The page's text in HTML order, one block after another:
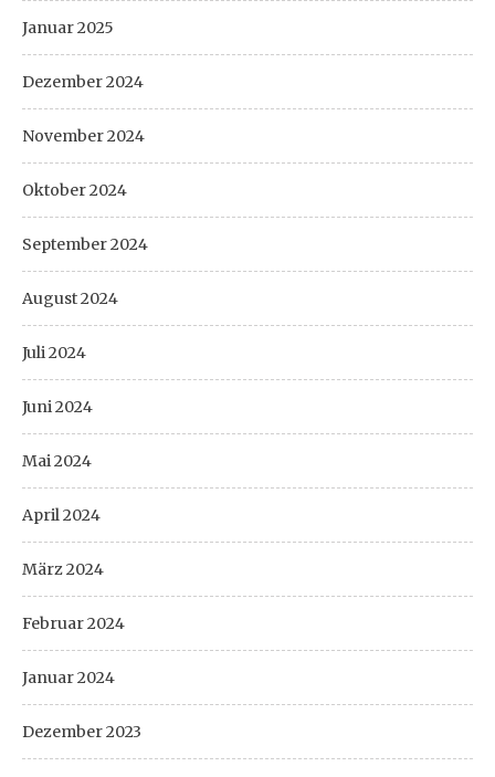
Januar 2025
Dezember 2024
November 2024
Oktober 2024
September 2024
August 2024
Juli 2024
Juni 2024
Mai 2024
April 2024
März 2024
Februar 2024
Januar 2024
Dezember 2023